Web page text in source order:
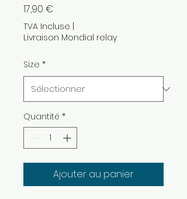
17,90 €
TVA Incluse
Livraison Mondial relay
Size *
Quantité *
Ajouter au panier